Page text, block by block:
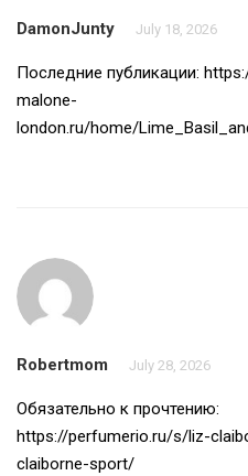
DamonJunty July 18, 2026
Последние публикации:
malone-
london.ru/home/
Robertmom July 28, 2026
Обязательно к прочтению:
https://perfumerio.ru/s/liz-
claiborne-sport/